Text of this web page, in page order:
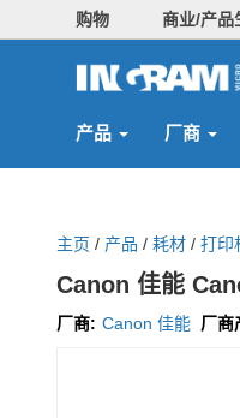
购物 商业/产品
产品 厂商
主页 / 产品 / 耗材 / 打印
Canon 佳能
厂商: Canon 佳能 厂商